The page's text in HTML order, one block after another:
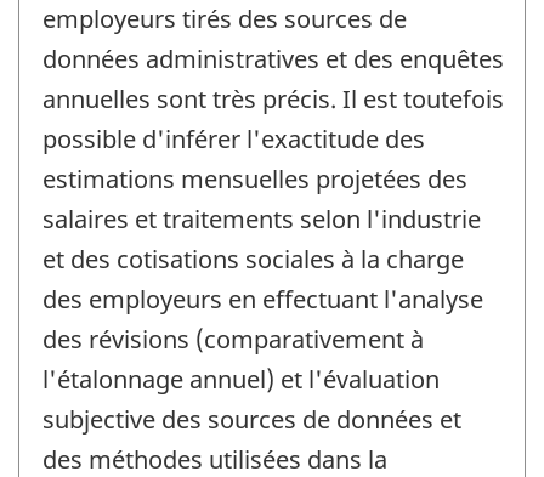
employeurs tirés des sources de
données administratives et des enquêtes
annuelles sont très précis. Il est toutefois
possible d'inférer l'exactitude des
estimations mensuelles projetées des
salaires et traitements selon l'industrie
et des cotisations sociales à la charge
des employeurs en effectuant l'analyse
des révisions (comparativement à
l'étalonnage annuel) et l'évaluation
subjective des sources de données et
des méthodes utilisées dans la